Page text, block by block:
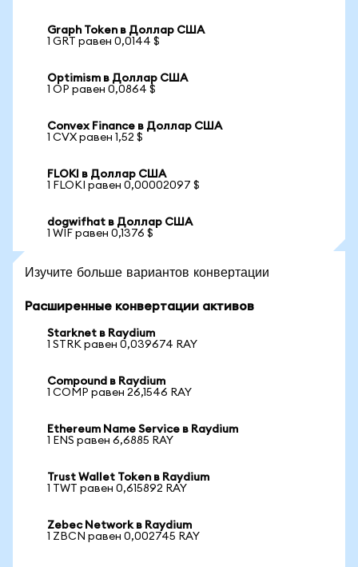
Graph Token в Доллар США
1 GRT равен 0,0144 $
Optimism в Доллар США
1 OP равен 0,0864 $
Convex Finance в Доллар США
1 CVX равен 1,52 $
FLOKI в Доллар США
1 FLOKI равен 0,00002097 $
dogwifhat в Доллар США
1 WIF равен 0,1376 $
Изучите больше вариантов конвертации
Расширенные конвертации активов
Starknet в Raydium
1 STRK равен 0,039674 RAY
Compound в Raydium
1 COMP равен 26,1546 RAY
Ethereum Name Service в Raydium
1 ENS равен 6,6885 RAY
Trust Wallet Token в Raydium
1 TWT равен 0,615892 RAY
Zebec Network в Raydium
1 ZBCN равен 0,002745 RAY